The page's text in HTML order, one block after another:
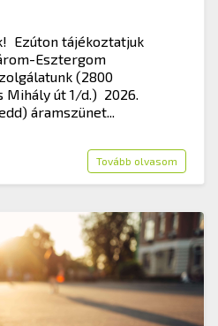
Ezúton tájékoztatjuk
Esztergom
(2800
Mihály út 1/d.) 2026.
áramszünet...
Tovább olvasom